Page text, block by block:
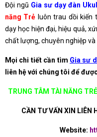
Đội ngũ Gia sư dạy đàn
năng Trẻ luôn trau dồi kiến
dạy học hiện đại, hiệu quả,
chất lượng, chuyên nghiệp và
Mọi chi tiết cần tìm Gia sư
liên hệ với chúng tôi để
TRUNG TÂM TÀI NĂNG TRẺ
CẦN TƯ VẤN XIN LIÊN
Website: